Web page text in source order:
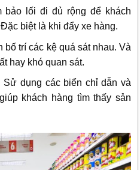
lối đi đủ rộng để khách
biệt là khi đẩy xe hàng.
bố trí các kệ quá sát nhau. Và
hay khó quan sát.
Sử dụng các biển chỉ dẫn và
khách hàng tìm thấy sản